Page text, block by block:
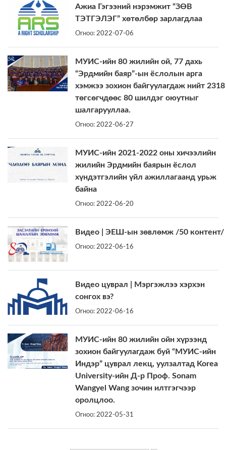
Ажиа Гэгээний нэрэмжит “ЗӨВ
ТЭТГЭЛЭГ” хөтөлбөр зарлагдлаа
Огноо: 2022-07-06
МУИС-ийн 80 жилийн ой, 77 дахь
“Эрдмийн баяр”-ын ёслолын арга
хэмжээ зохион байгуулагдаж нийт 2318
төгсөгчдөөс 80 шилдэг оюутныг
шалгарууллаа.
Огноо: 2022-06-27
МУИС-ийн 2021-2022 оны хичээлийн
жилийн Эрдмийн баярын ёслол
хүндэтгэлийн үйл ажиллагаанд урьж
байна
Огноо: 2022-06-20
Видео | ЭЕШ-ын зөвлөмж /50 контент/
Огноо: 2022-06-16
Видео цуврал | Мэргэжлээ хэрхэн
сонгох вэ?
Огноо: 2022-06-16
МУИС-ийн 80 жилийн ойн хүрээнд
зохион байгуулагдаж буй “МУИС-ийн
Индэр” цуврал лекц, уулзалтад Korea
University-ийн Д-р Проф. Sonam
Wangyel Wang зочин илтгэгчээр
оролцлоо.
Огноо: 2022-05-31